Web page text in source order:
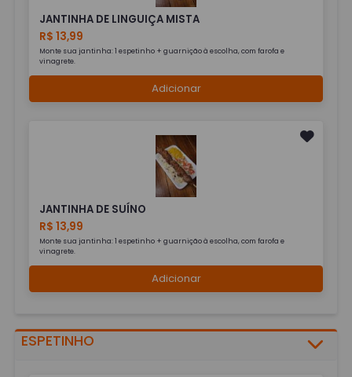
JANTINHA DE LINGUIÇA MISTA
R$ 13,99
Monte sua jantinha: 1 espetinho + guarnição à escolha, com farofa e
vinagrete.
Adicionar
JANTINHA DE SUÍNO
R$ 13,99
Monte sua jantinha: 1 espetinho + guarnição à escolha, com farofa e
vinagrete.
Adicionar
ESPETINHO